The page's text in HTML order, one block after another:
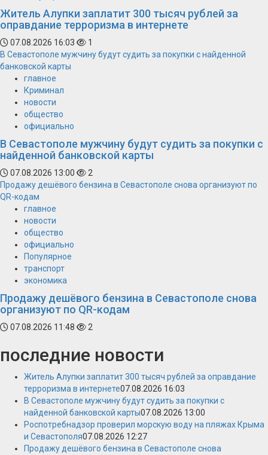
Житель Алупки заплатит 300 тысяч рублей за
оправдание терроризма в интернете
07.08.2026 16:03
1
В Севастополе мужчину будут судить за покупки с найденной
банковской карты
главное
Криминал
новости
общество
официально
В Севастополе мужчину будут судить за покупки с
найденной банковской карты
07.08.2026 13:00
2
Продажу дешёвого бензина в Севастополе снова организуют по
QR-кодам
главное
новости
общество
официально
Популярное
транспорт
экономика
Продажу дешёвого бензина в Севастополе снова
организуют по QR-кодам
07.08.2026 11:48 2
последние новости
Житель Алупки заплатит 300 тысяч рублей за оправдание
терроризма в интернете07.08.2026 16:03
В Севастополе мужчину будут судить за покупки с
найденной банковской карты07.08.2026 13:00
Роспотребнадзор проверил морскую воду на пляжах Крыма
и Севастополя07.08.2026 12:27
Продажу дешёвого бензина в Севастополе снова